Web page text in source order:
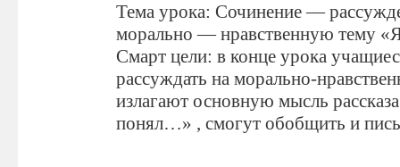
Тема урока: Сочинение —
морально — нравственную тему
Смарт цели: в конце урока
рассуждать на морально-
излагают основную мысль
понял…» , смогут обобщить и